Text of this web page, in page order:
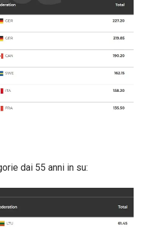
dai 55 anni in su: